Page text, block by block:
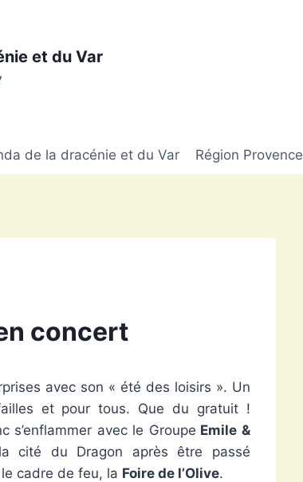
et du Var
de la dracénie et du Var Région Provence
concert
avec son « été des loisirs ». Un
et pour tous. Que du gratuit !
s’enflammer avec le Groupe Emile &
cité du Dragon après être passé
cadre de feu, la Foire de l’Olive.